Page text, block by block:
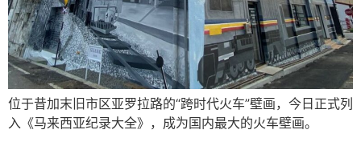
位于昔加末旧市区亚罗拉路的“跨时代火车”壁画，今日正式列
入《马来西亚纪录大全》，成为国内最大的火车壁画。